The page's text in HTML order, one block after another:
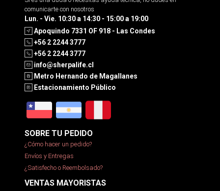
comunicarte con nosotros
Lun. - Vie. 10:30 a 14:30 - 15:00 a 19:00
Apoquindo 7331 OF 918 - Las Condes
+56 2 2244 3777
+56 2 2244 3777
info@sherpalife.cl
Metro Hernando de Magallanes
Estacionamiento Público
SOBRE TU PEDIDO
¿Cómo hacer un pedido?
Envíos y Entregas
¿Satisfecho o Reembolsado?
VENTAS MAYORISTAS